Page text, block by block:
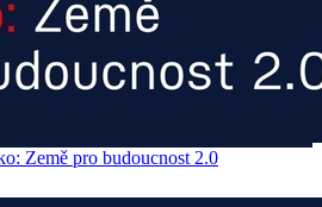
Země pro budoucnost 2.0